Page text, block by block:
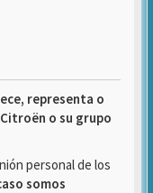
representa o
o su grupo
personal de los
somos